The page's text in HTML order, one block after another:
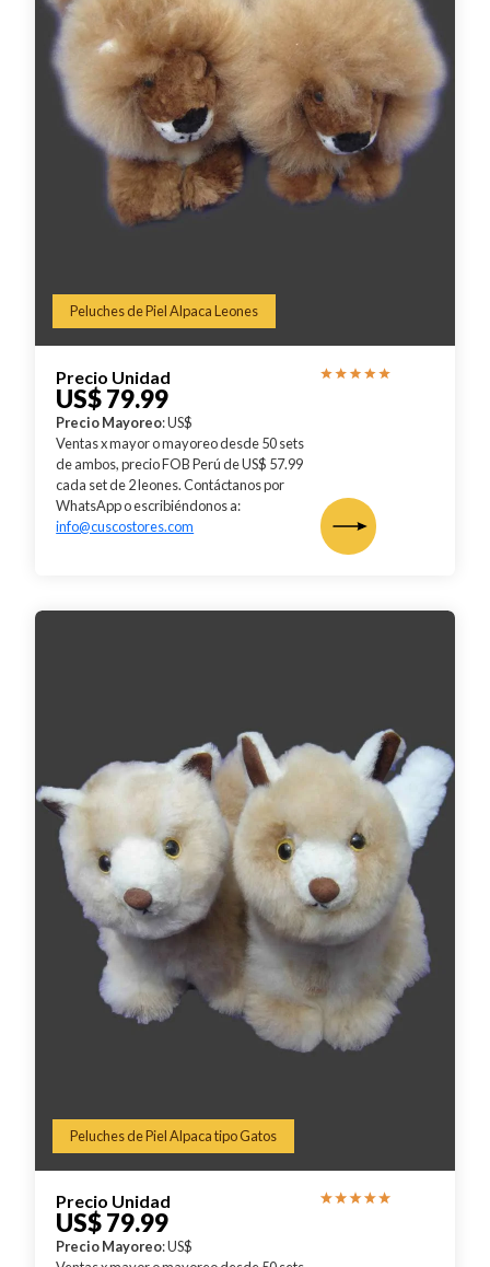
Peluches de Piel Alpaca Leones
Precio Unidad
US$ 79.99
Precio Mayoreo: US$
Ventas x mayor o mayoreo desde 50 sets
de ambos, precio FOB Perú de US$ 57.99
cada set de 2 leones. Contáctanos por
WhatsApp o escribiéndonos a:
info@cuscostores.com
Peluches de Piel Alpaca tipo Gatos
Precio Unidad
US$ 79.99
Precio Mayoreo: US$